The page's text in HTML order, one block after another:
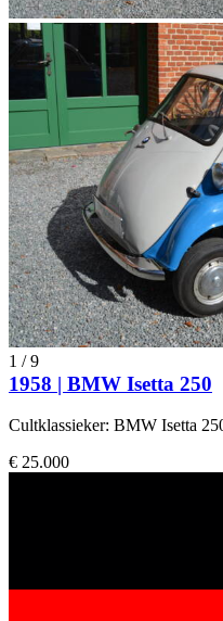
1 /9
1958 | BMW Isetta 250
Cultklassieker: BMW Isetta
€ 25.000